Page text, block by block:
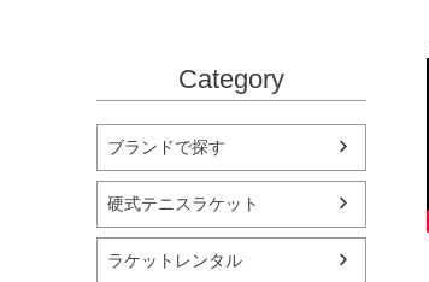
Category
ブランドで探す
硬式テニスラケット
ラケットレンタル